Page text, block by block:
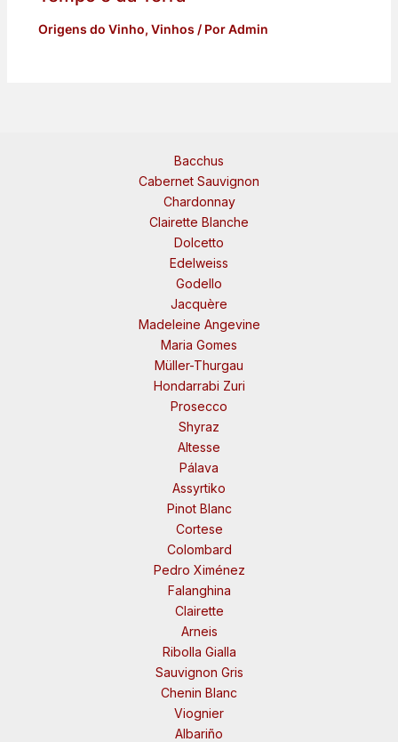
Origens do Vinho, Vinhos / PorAdmin
Bacchus
Cabernet Sauvignon
Chardonnay
Clairette Blanche
Dolcetto
Edelweiss
Godello
Jacquère
Madeleine Angevine
Maria Gomes
Müller-Thurgau
Hondarrabi Zuri
Prosecco
Shyraz
Altesse
Pálava
Assyrtiko
Pinot Blanc
Cortese
Colombard
Pedro Ximénez
Falanghina
Clairette
Arneis
Ribolla Gialla
Sauvignon Gris
Chenin Blanc
Viognier
Albariño